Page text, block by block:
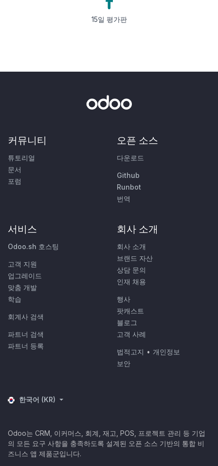
15일 평가판
커뮤니티
튜토리얼
문서
포럼
오픈 소스
다운로드
Github
Runbot
번역
서비스
Odoo.sh 호스팅
고객 지원
업그레이드
맞춤 개발
학습
회계사 검색
파트너 검색
파트너 등록
회사 소개
회사 소개
브랜드 자산
상담 문의
인재 채용
행사
팟캐스트
블로그
고객 사례
법적고지 • 개인정보
보안
한국어 (KR)
Odoo는 CRM, 이커머스, 회계, 재고, POS, 프로젝트 관리 등 기업
의 모든 요구 사항을 충족하도록 설계된 오픈 소스 기반의 통합 비
즈니스 앱 제품군입니다.